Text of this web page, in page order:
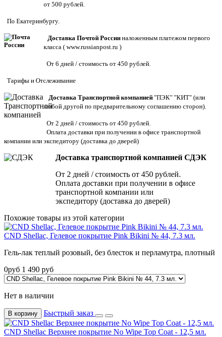
от 500 рублей.
По Екатеринбургу.
Доставка Почтой России наложенным платежом первого
класса ( www.russianpost.ru )
От 6 дней / стоимость от 450 рублей.
Тарифы и Отслеживание
Доставка Транспортной компанией "ПЭК" "КИТ" (или
любой другой по предварительному соглашению сторон).
От 2 дней / стоимость от 450 рублей.
Оплата доставки при получении в офисе транспортной
компании или экспедитору (доставка до дверей)
Доставка транспортной компанией СДЭК
От 2 дней / стоимость от 450 рублей.
Оплата доставки при получении в офисе
транспортной компании или
экспедитору (доставка до дверей)
Похожие товары из этой категории
CND Shellac, Гелевое покрытие Pink Bikini № 44, 7.3 мл.
Гель-лак теплый розовый, без блесток и перламутра, плотный
0руб 1 490 руб
Нет в наличии
В корзину Быстрый заказ
CND Shellac Верхнее покрытие No Wipe Top Coat - 12,5 мл.